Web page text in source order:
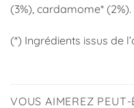
(3%), cardamome* (2%).
(*) Ingrédients issus de
VOUS AIMEREZ PEUT-